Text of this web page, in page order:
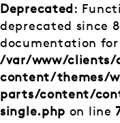
Deprecated:
deprecated since
documentation
/var/www/clients/
content/themes/
parts/content/
single.php on line